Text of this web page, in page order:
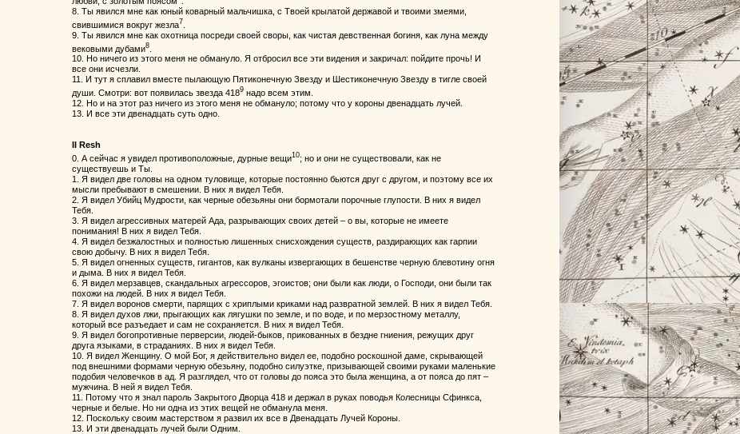
8. Ты явился мне как юный коварный мальчишка, с Твоей крылатой державой и твоими змеями,
свившимися вокруг жезла7
9. Ты явился мне как охотница посреди своей своры, как чистая девственная богиня, как луна между
вековыми дубами8
10. Но ничего из этого меня не обмануло. Я отбросил все эти видения и закричал: пойдите прочь! И
все они исчезли.
11. И тут я сплавил вместе пылающую Пятиконечную Звезду и Шестиконечную Звезду в тигле своей
души. Смотри: вот появилась звезда 4189 надо всем этим.
12. Но и на этот раз ничего из этого меня не обмануло; потому что у короны двенадцать лучей.
13. И все эти двенадцать суть одно.
II Resh
0. А сейчас я увидел противоположные, дурные вещи10; но и они не существовали, как не
существуешь и Ты.
1. Я видел две головы на одном туловище, которые постоянно бьются друг с другом, и поэтому все их
мысли пребывают в смешении. В них я видел Тебя.
2. Я видел Убийц Мудрости, как черные обезьяны они бормотали порочные глупости. В них я видел
Тебя.
3. Я видел агрессивных матерей Ада, разрывающих своих детей – о вы, которые не имеете
понимания! В них я видел Тебя.
4. Я видел безжалостных и полностью лишенных снисхождения существ, раздирающих как гарпии
свою добычу. В них я видел Тебя.
5. Я видел огненных существ, гигантов, как вулканы извергающих в бешенстве черную блевотину огня
и дыма. В них я видел Тебя.
6. Я видел мерзавцев, скандальных агрессоров, эгоистов; они были как люди, о Господи, они были так
похожи на людей. В них я видел Тебя.
7. Я видел воронов смерти, парящих с хриплыми криками над развратной землей. В них я видел Тебя.
8. Я видел духов лжи, прыгающих как лягушки по земле, и по воде, и по мерзостному металлу,
который все разъедает и сам не сохраняется. В них я видел Тебя.
9. Я видел богопротивные перверсии, людей-быков, прикованных в бездне гниения, режущих друг
друга языками, в страданиях. В них я видел Тебя.
10. Я видел Женщину. О мой Бог, я действительно видел ее, подобно роскошной даме, скрывающей
под внешними формами черную обезьяну, подобно силуэтке, призывающей своими руками маленькие
подобия человечков в ад. Я разглядел, что от головы до пояса это была женщина, а от пояса до пят –
мужчина. В ней я видел Тебя.
11. Потому что я знал пароль Закрытого Дворца 418 и держал в руках поводья Колесницы Сфинкса,
черные и белые. Но ни одна из этих вещей не обманула меня.
12. Поскольку своим мастерством я развил их все в Двенадцать Лучей Короны.
13. И эти двенадцать лучей были Одним.